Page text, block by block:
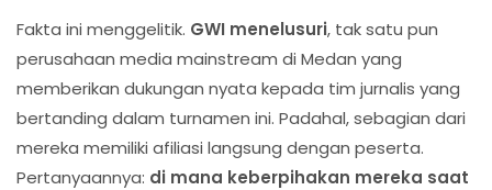
Fakta ini menggelitik. GWI menelusuri, tak satu pun
perusahaan media mainstream di Medan yang
memberikan dukungan nyata kepada tim jurnalis yang
bertanding dalam turnamen ini. Padahal, sebagian dari
mereka memiliki afiliasi langsung dengan peserta.
Pertanyaannya: di mana keberpihakan mereka saat